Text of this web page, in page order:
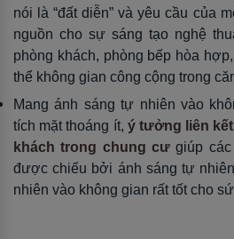
nói là “đất diễn” và yêu cầu của
nguồn cho sự sáng tạo nghệ
phòng khách, phòng bếp hòa
thể không gian công cộng trong
Mang ánh sáng tự nhiên vào
tích mặt thoáng ít, ý tưởng liên
khách trong chung cưgiúp các
được chiếu bởi ánh sáng tự
nhiên vào không gian rất tốt cho